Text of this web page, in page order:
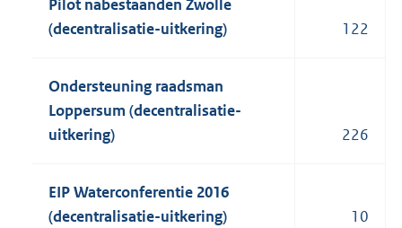
Pilot nabestaanden Zwolle
(decentralisatie-uitkering)
122
Ondersteuning raadsman
Loppersum (decentralisatie-
uitkering)
226
EIP Waterconferentie 2016
(decentralisatie-uitkering)
10